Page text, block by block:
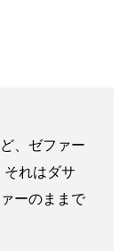
、ゼファー
それはダサ
ーのままで